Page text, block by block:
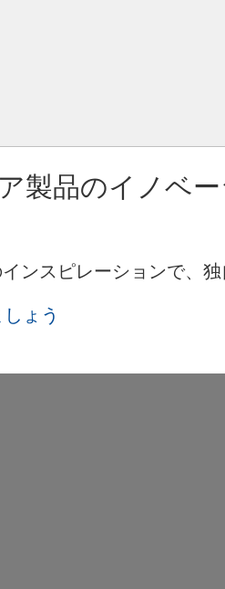
製品のイノベ
ンスピレーションで、
ょう